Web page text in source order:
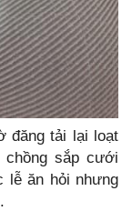
đăng tải lại loạt
chồng sắp cưới
lễ ăn hỏi nhưng